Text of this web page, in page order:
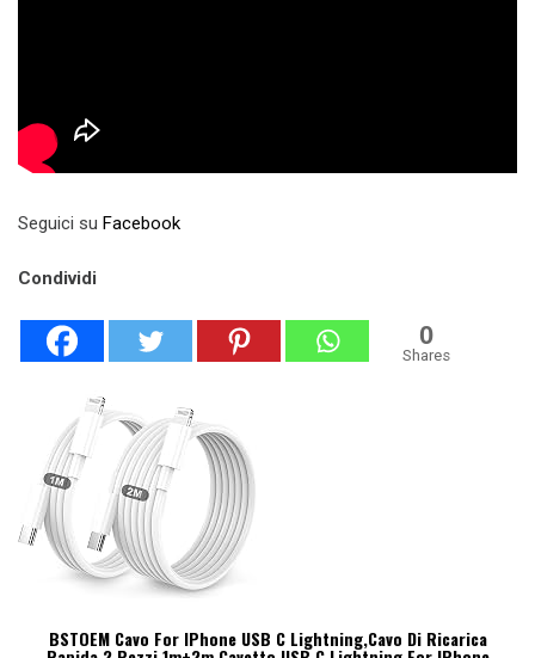
Seguici su Facebook
Condividi
0
Shares
BSTOEM Cavo For IPhone USB C Lightning,Cavo Di Ricarica